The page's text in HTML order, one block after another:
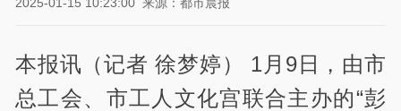
本报讯（记者 徐梦婷） 1月9日，由市
总工会、市工人文化宫联合主办的“彭